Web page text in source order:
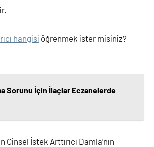
hangisi öğrenmek ister misiniz?
Sorunu İçin İlaçlar Eczanelerde
İstek Arttırıcı Damla’nın